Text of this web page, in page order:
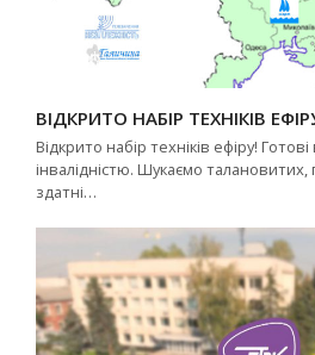
ВІДКРИТО НАБІР ТЕХНІКІВ
Відкрито набір техніків ефіру!
інвалідністю. Шукаємо
здатні…